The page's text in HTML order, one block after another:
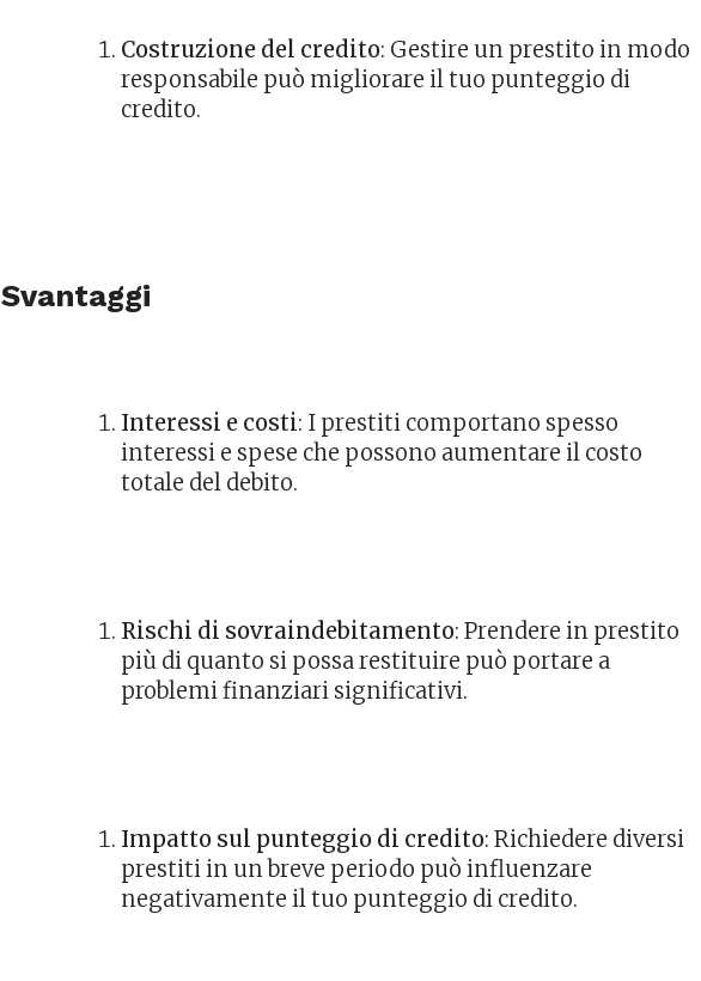
Costruzione del credito: Gestire un prestito in modo
responsabile può migliorare il tuo punteggio di
credito.
Svantaggi
Interessi e costi: I prestiti comportano spesso
interessi e spese che possono aumentare il costo
totale del debito.
Rischi di sovraindebitamento: Prendere in prestito
più di quanto si possa restituire può portare a
problemi finanziari significativi.
Impatto sul punteggio di credito: Richiedere diversi
prestiti in un breve periodo può influenzare
negativamente il tuo punteggio di credito.